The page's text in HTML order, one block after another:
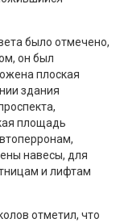
было отмечено,
он был
плоская
здания
площадь
навесы, для
и лифтам
отметил, что